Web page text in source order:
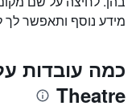
מידע נוסף ותאפשר לך
Theatre